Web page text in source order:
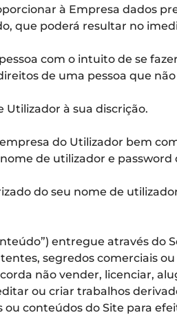
à Empresa dados
que poderá resultar no
com o intuito de se
de uma pessoa que
Utilizador à sua discrição.
do Utilizador bem
de utilizador e password
do seu nome de
entregue através do
segredos comerciais
não vender, licenciar,
ou criar trabalhos
conteúdos do Site para